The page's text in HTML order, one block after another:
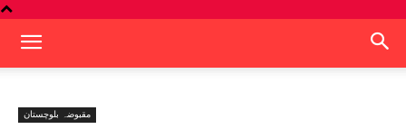
مقبوضہ بلوچستان